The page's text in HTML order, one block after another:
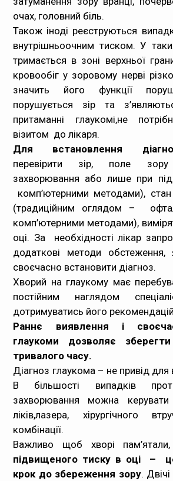
очах, головний біль.
Також іноді реєструються
внутрішньоочним тиском. У
тримається в зоні верхньої
кровообіг у зоровому нерві
значить його функції
порушується зір та
притаманні глаукомі,не
візитом до лікаря.
Для встановлення
перевірити зір, поле
захворювання або лише при
комп’ютерними методами),
(традиційним оглядом –
комп’ютерними методами),
оці. За необхідності лікар
додаткові методи обстеження,
своєчасно встановити діагноз.
Хворий на глаукому має
постійним наглядом
дотримуватись його
Раннє виявлення і
глаукоми дозволяє
тривалого часу.
Діагноз глаукома – не привід для
В більшості випадків
захворювання можна
ліків,лазера, хірургічного
комбінації.
Важливо щоб хворі
підвищеного тиску в оці –
крок до збереження зору.